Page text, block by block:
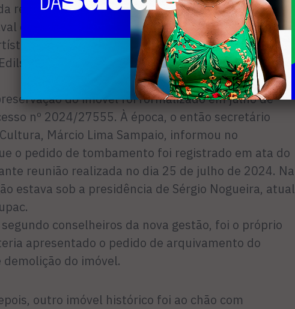
residência de Otacílio Azevedo não é um fato
do Imupac e do Conselho Municipal do
e Cultural. Em agosto do ano passado, a casa
Duarte, na Avenida Teixeira e Souza, também
do imóvel foi formalizado em julho de
nº 2024/27555. À época, o então secretário
Márcio Lima Sampaio, informou no
o pedido de tombamento foi registrado em ata do
reunião realizada no dia 25 de julho de 2024. Na
estava sob a presidência de Sérgio Nogueira, atual
conselheiros da nova gestão, foi o próprio
apresentado o pedido de arquivamento do
demolição do imóvel.
outro imóvel histórico foi ao chão com